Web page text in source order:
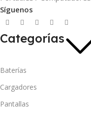
Síguenos
Categorías
Baterías
Cargadores
Pantallas